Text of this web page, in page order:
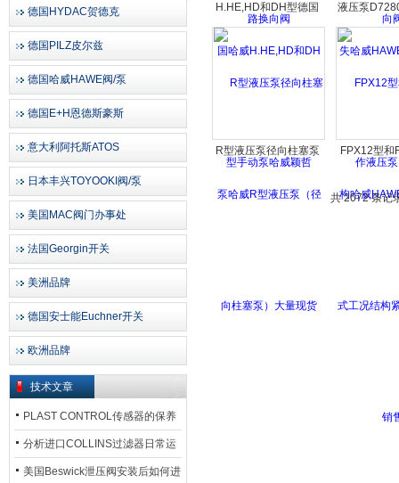
德国HYDAC贺德克
德国PILZ皮尔兹
德国哈威HAWE阀/泵
德国E+H恩德斯豪斯
意大利阿托斯ATOS
日本丰兴TOYOOKI阀/泵
美国MAC阀门办事处
法国Georgin开关
美洲品牌
德国安士能Euchner开关
欧洲品牌
技术文章
PLAST CONTROL传感器的保养
方法
分析进口COLLINS过滤器日常运
行排污步骤
美国Beswick泄压阀安装后如何进
H.HE,HD和DH型德国
哈威H.HE,HD和DH型
手动泵哈威颖哲
液压泵
哈威HAWE
液压泵
R型液压泵径向柱塞泵
柱塞泵）大量现货
FPX12型和
工况结构紧
共 2072 条记